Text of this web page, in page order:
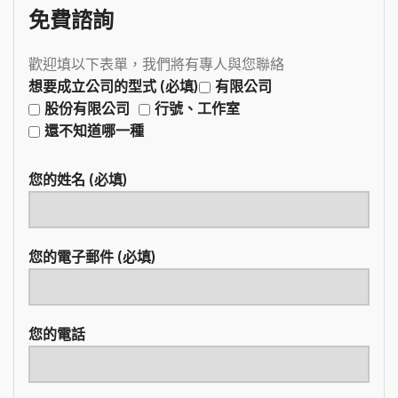
免費諮詢
歡迎填以下表單，我們將有專人與您聯絡
想要成立公司的型式 (必填)
有限公司
股份有限公司
行號、工作室
還不知道哪一種
您的姓名 (必填)
您的電子郵件 (必填)
您的電話